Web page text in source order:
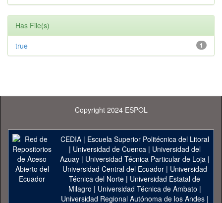
Has File(s)
1
true
Copyright 2024 ESPOL
CEDIA| Escuela Superior Politécnica del Litoral
| Universidad de Cuenca| Universidad del
Azuay| Universidad Técnica Particular de Loja|
Universidad Central del Ecuador| Universidad
Técnica del Norte | Universidad Estatal de
Milagro | Universidad Técnica de Ambato |
Universidad Regional Autónoma de los Andes|